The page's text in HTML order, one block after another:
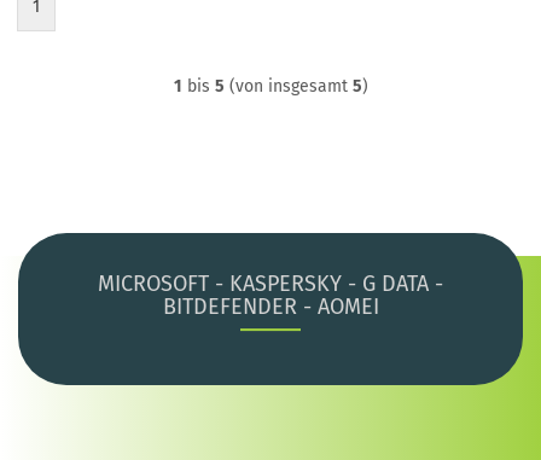
1
1 bis 5 (von insgesamt 5)
MICROSOFT - KASPERSKY - G DATA -
BITDEFENDER - AOMEI